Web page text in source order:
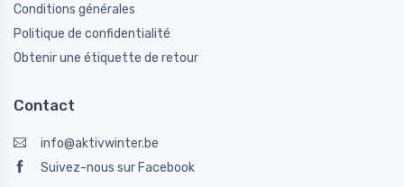
Conditions générales
Politique de confidentialité
Obtenir une étiquette de retour
Contact
info@aktivwinter.be
Suivez-nous sur Facebook